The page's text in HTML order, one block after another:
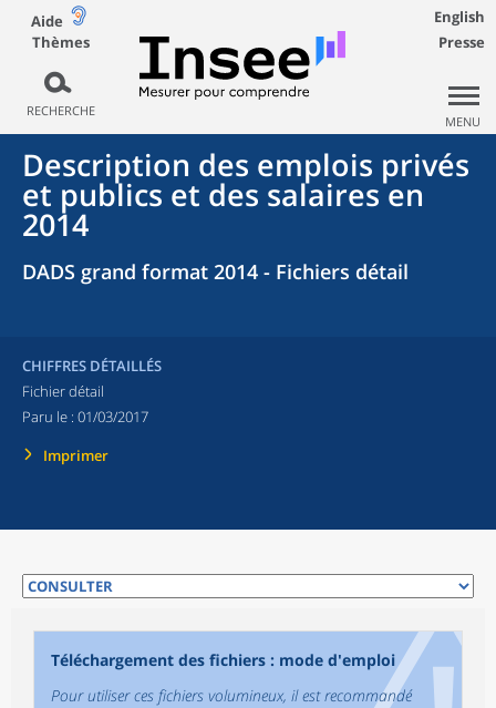
Aide
Thèmes
RECHERCHE
English
Presse
MENU
Description des emplois privés
et publics et des salaires en
2014
DADS grand format 2014 - Fichiers détail
CHIFFRES DÉTAILLÉS
Fichier détail
Paru le : 01/03/2017
Imprimer
Téléchargement des fichiers : mode d'emploi
Pour utiliser ces fichiers volumineux, il est recommandé